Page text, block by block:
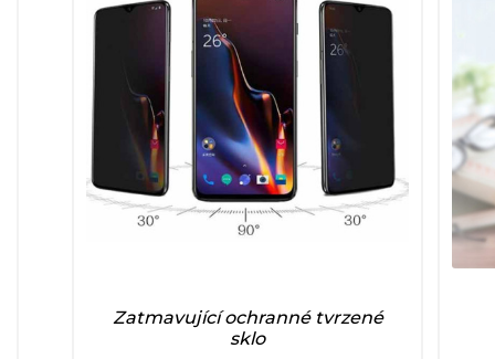
Zatmavující ochranné tvrzené
sklo